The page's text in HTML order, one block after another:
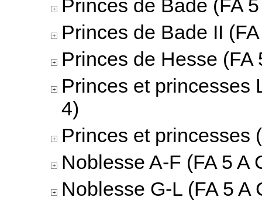
Princes de Bade (FA
Princes de Bade II
Princes de Hesse (FA
Princes et princesses
4)
Princes et princesses
Noblesse A-F (FA 5 A
Noblesse G-L (FA 5 A